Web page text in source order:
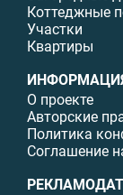
Коттеджные
Участки
Квартиры
О проекте
Авторские
Политика
Соглашение